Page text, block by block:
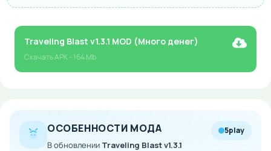
Traveling Blast v1.3.1 MOD (Много денег)
СкачатьAPK- 164 Mb
ОСОБЕННОСТИ МОДА
В обновлении Traveling Blast v1.3.1
5play